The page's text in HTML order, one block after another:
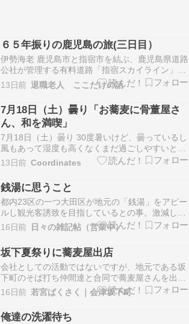
６５年振りの鹿児島の旅(三日目）
伊勢海老 鹿児島市と指宿市を結ぶ、鹿児島県道路
公社が管理する有料道路「指宿スカイライン」の
ことを書き忘れていた。 九州自動車道から続く指
宿スカイラインは起点鹿児島IC～南九州頴娃(え
い)IC３６．8㎞。 鹿児島IC～山田IC(鹿児島市)4
車線最高速度７０㎞有料区間、山田IC～谷…
13日前 退職老人 ここだけの話
7月18日（土）曇り「お蕎麦に骨董屋さ
ん、和を満喫」
7月18日（土）曇り 30度暑いけど、曇っているし
風もあって湿度も高くなくまだ過ごしやすいと感
じる1日。 ランチはお蕎麦古くて懐かしい感じの
お蕎麦屋さんは数年前に偶然見つけてそれから定
期的に伺うなんだか落ち着くお店。風鈴の音とテ
レビから流れる高校野球の音、なんだか実家感満
載で懐…
13日前 Coordinates
銭湯に思うこと
都内23区の一つ大田区が地元の「銭湯」をアピー
ルし観光客誘致を目指しているとの事。激減した
「銭湯」、減ったことにより「名物化」も可能に
なったようです。過去記事で地元の個人で営む居
酒屋さんを「地域居酒屋」と表してチェーン店と
区分して集客を考える方法も良いのではないかと
書きました。…
16日前 日々の雑記帖（営業中）
坂下夏祭りに蕎麦屋出店
会社としての活動ではないですが、地元である坂
下町のそば打ち仲間達と合同で蕎麦屋さんを出展
します。 The post 坂下夏祭りに蕎麦屋出店 first
appeared on 会津坂下町でお米やそば粉を生産・
販売｜若宮ばくさく.
16日前 若宮ばくさく｜会津坂下町
俺達の洗濯待ち